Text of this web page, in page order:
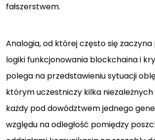
fałszerstwem.
Analogia, od której często się
logiki funkcjonowania blockchaina i
polega na przedstawieniu sytuacji
którym uczestniczy kilka niezależnych
każdy pod dowództwem jednego
względu na odległość pomiędzy